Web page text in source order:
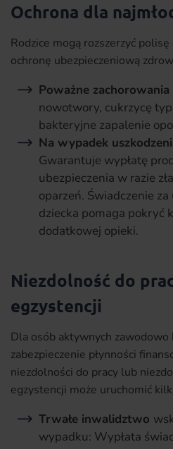
Ochrona dla
Rodzice mogą rozszerzyć
ochronę ubezpieczeniową
Poważne zachorowania
nowotwory, cukrzycę
bakteryjne zapalenie
Na wypadek
Gwarantuje wypłatę
ubezpieczenia w razie
oparzeń. Świadczenie za
dziecka pomaga pokryć
dodatkowej opieki.
Niezdolność do
egzystencji
Dla osób aktywnych
zabezpieczenie płynności
niezdolności do pracy lub
egzystencji może uruchomić
Trwałe inwalidztwo
wypadku: Wypłata